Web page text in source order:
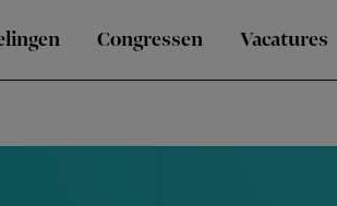
Congressen Vacatures